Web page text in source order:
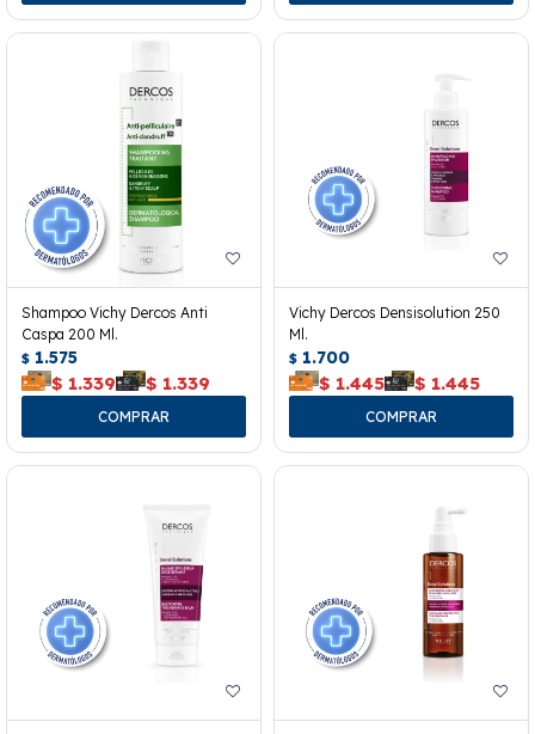
Shampoo Vichy Dercos Anti
Caspa 200 Ml.
$ 1.575
$ 1.339 $ 1.339
Vichy Dercos Densisolution 250
Ml.
$ 1.700
$ 1.445 $ 1.445